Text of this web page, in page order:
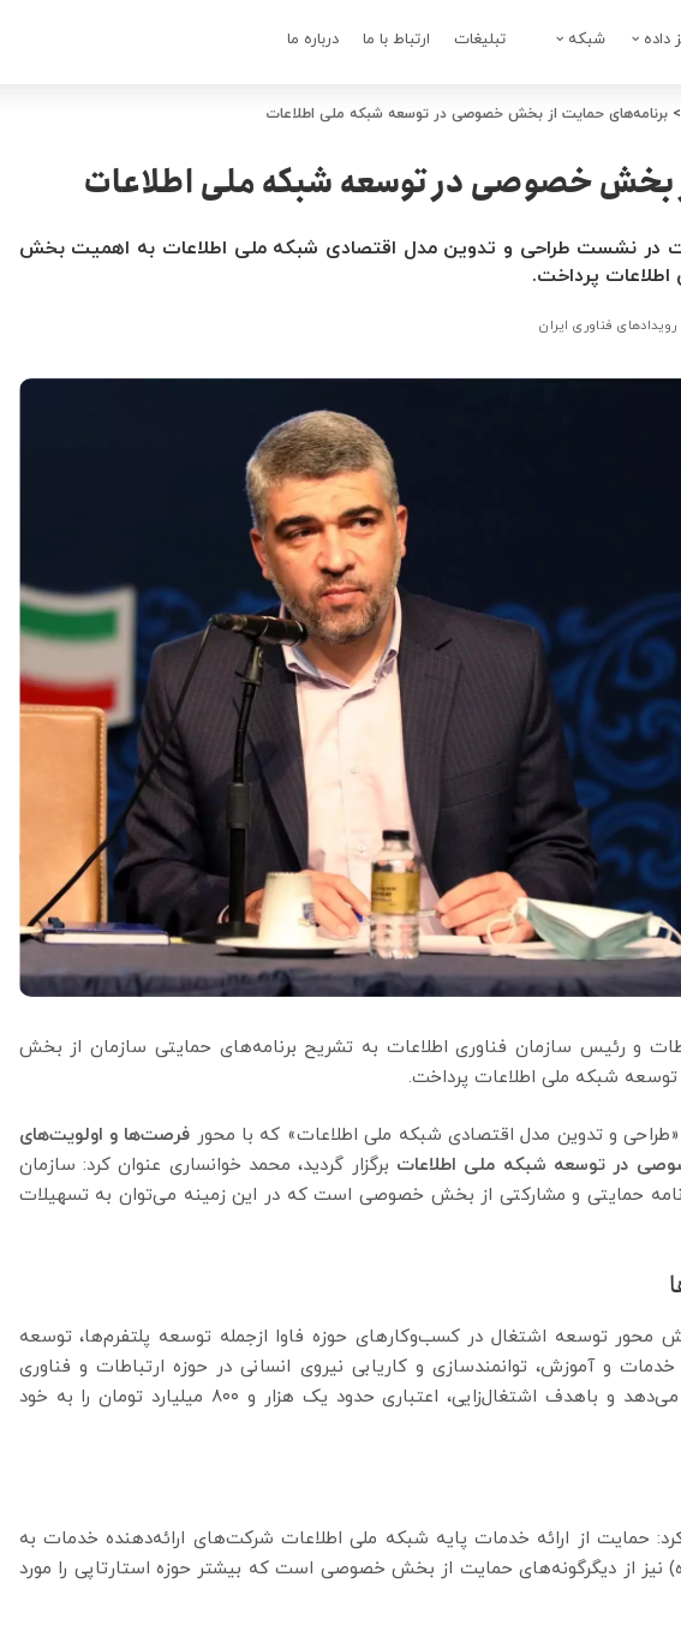
داده شبکه تبلیغات ارتباط با ما درباره ما
> برنامه‌های حمایت از بخش خصوصی در توسعه شبکه ملی اطلاعات
بخش خصوصی در توسعه شبکه ملی اطلاعات
در نشست طراحی و تدوین مدل اقتصادی شبکه ملی اطلاعات به اهمیت بخش
پرداخت.
رویدادهای فناوری ایران
و رئیس سازمان فناوری اطلاعات به تشریح برنامه‌های حمایتی سازمان از بخش
شبکه ملی اطلاعات پرداخت.
و تدوین مدل اقتصادی شبکه ملی اطلاعات» که با محور فرصت‌ها و اولویت‌های
در توسعه شبکه ملی اطلاعات برگزار گردید، محمد خوانساری عنوان کرد: سازمان
برنامه حمایتی و مشارکتی از بخش خصوصی است که در این زمینه می‌توان به تسهیلات
محور توسعه اشتغال در کسب‌وکارهای حوزه فاوا ازجمله توسعه پلتفرم‌ها، توسعه
و آموزش، توانمندسازی و کاریابی نیروی انسانی در حوزه ارتباطات و فناوری
اطلاعات را تحت پوشش خود قرار می‌دهد و باهدف اشتغال‌زایی، اعتباری حدود یک هزار و ۸۰۰ میلیارد تومان را به خود
حمایت از ارائه خدمات پایه شبکه ملی اطلاعات شرکت‌های ارائه‌دهنده خدمات به
نیز از دیگرگونه‌های حمایت از بخش خصوصی است که بیشتر حوزه استارتاپی را مورد